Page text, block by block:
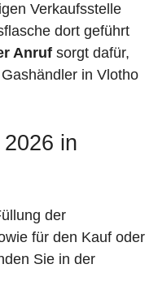
Verkaufsstelle
dort geführt
Anruf sorgt dafür,
in Vlotho
in
der
für den Kauf oder
Sie in der